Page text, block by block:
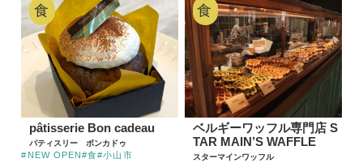
食
pâtisserie Bon cadeau
パティスリー ボンカドゥ
#NEW OPEN#食#小山市
食
ベルギーワッフル専門店 S
TAR MAIN’S WAFFLE
スターマインワッフル